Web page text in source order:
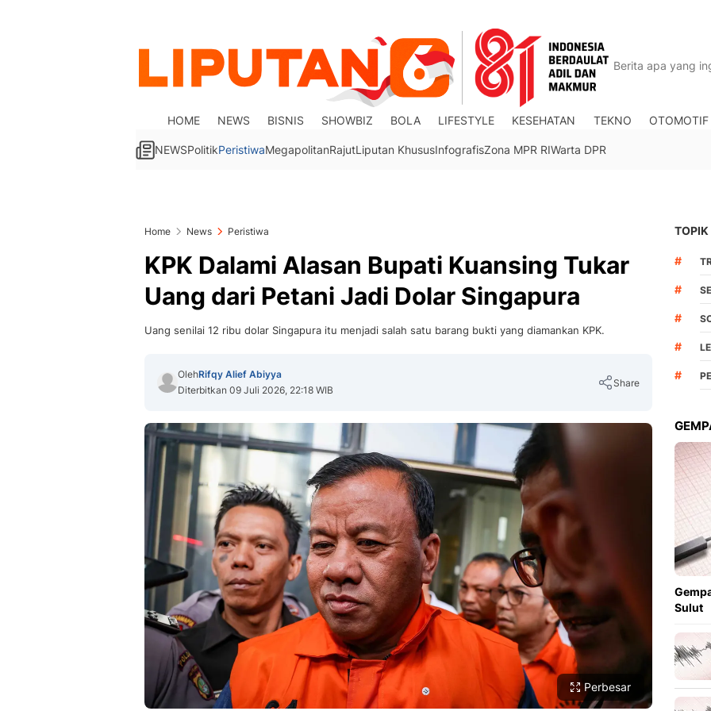
HOME NEWS BISNIS SHOWBIZ BOLA LIFESTYLE KESEHATAN TEKNO OTOMOTIF
NEWSPolitikPeristiwaMegapolitanRajutLiputan KhususInfografisZona MPR RIWarta DPR
Home News Peristiwa
KPK Dalami Alasan Bupati Kuansing Tukar
Uang dari Petani Jadi Dolar Singapura
Uang senilai 12 ribu dolar Singapura itu menjadi salah satu barang bukti yang diamankan KPK.
OlehRifqy Alief Abiyya
Diterbitkan 09 Juli 2026, 22:18 WIB
Share
Perbesar
TOPIK
#
#
#
#
#
Sulut